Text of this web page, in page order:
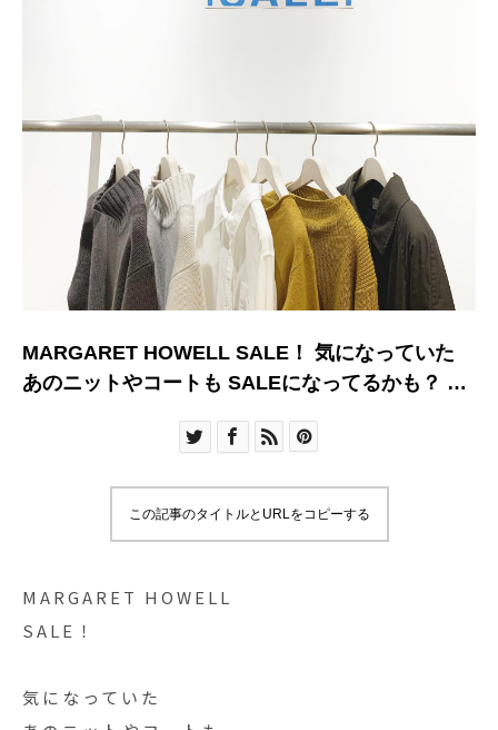
MARGARET HOWELL SALE！ 気になっていた
あのニットやコートも SALEになってるかも？ 急
この記事のタイトルとURLをコピーする
MARGARET HOWELL
SALE！
気になっていた